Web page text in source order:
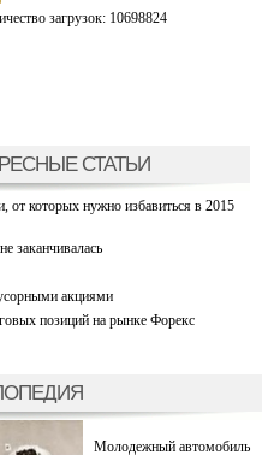
загрузок: 10698824
СТАТЬИ
от которых нужно избавиться в 2015
заканчивалась
акциями
позиций на рынке Форекс
Молодежный автомобиль